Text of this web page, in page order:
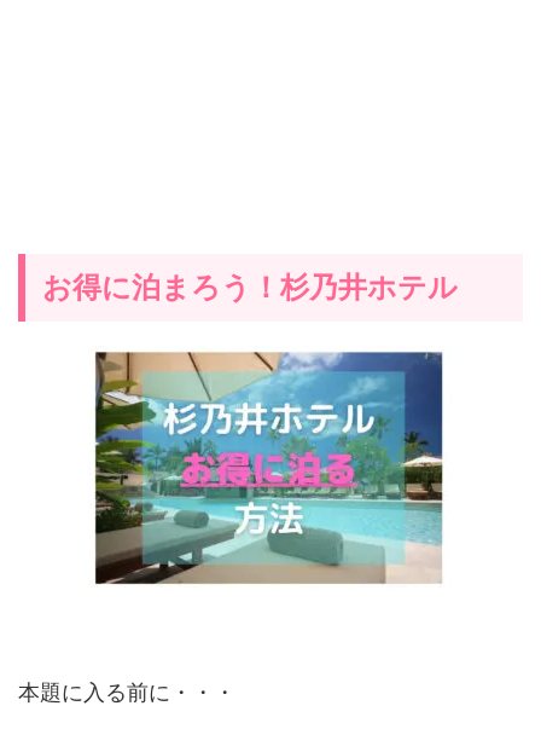
お得に泊まろう！杉乃井ホテル
本題に入る前に・・・